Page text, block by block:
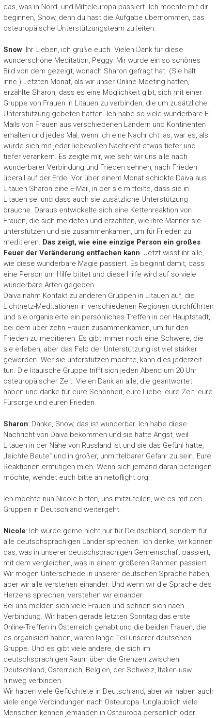
das, was in Nord- und Mitteleuropa passiert. Ich möchte mit dir
beginnen, Snow, denn du hast die Aufgabe übernommen, das
osteuropäische Unterstützungsteam zu leiten.
Snow: Ihr Lieben, ich grüße euch. Vielen Dank für diese
wunderschöne Meditation, Peggy. Mir wurde ein so schönes
Bild von dem gezeigt, wonach Sharon gefragt hat. (Sie hält
inne.) Letzten Monat, als wir unser Online-Meeting hatten,
erzählte Sharon, dass es eine Möglichkeit gibt, sich mit einer
Gruppe von Frauen in Litauen zu verbinden, die um zusätzliche
Unterstützung gebeten hatten. Ich habe so viele wunderbare E-
Mails von Frauen aus verschiedenen Ländern und Kontinenten
erhalten und jedes Mal, wenn ich eine Nachricht las, war es, als
würde sich mit jeder liebevollen Nachricht etwas tiefer und
tiefer verankern. Es zeigte mir, wie sehr wir uns alle nach
wunderbarer Verbindung und Frieden sehnen, nach Frieden
überall auf der Erde. Vor über einem Monat schickte Daiva aus
Litauen Sharon eine E-Mail, in der sie mitteilte, dass sie in
Litauen sei und dass auch sie zusätzliche Unterstützung
brauche. Daraus entwickelte sich eine Kettenreaktion von
Frauen, die sich meldeten und erzählten, wie ihre Männer sie
unterstützen und sie zusammenkamen, um für Frieden zu
meditieren. Das zeigt, wie eine einzige Person ein großes
Feuer der Veränderung entfachen kann. Jetzt wisst ihr alle,
wie diese wunderbare Magie passiert. Es beginnt damit, dass
eine Person um Hilfe bittet und diese Hilfe wird auf so viele
wunderbare Arten gegeben.
Daiva nahm Kontakt zu anderen Gruppen in Litauen auf, die
Lichtnetz-Meditationen in verschiedenen Regionen durchführten
und sie organisierte ein persönliches Treffen in der Hauptstadt,
bei dem über zehn Frauen zusammenkamen, um für den
Frieden zu meditieren. Es gibt immer noch eine Schwere, die
sie erleben, aber das Feld der Unterstützung ist viel stärker
geworden. Wer sie unterstützen möchte, kann dies jederzeit
tun. Die litauische Gruppe trifft sich jeden Abend um 20 Uhr
osteuropäischer Zeit. Vielen Dank an alle, die geantwortet
haben und danke für eure Schönheit, eure Liebe, eure Zeit, eure
Fürsorge und euren Frieden.
Sharon: Danke, Snow, das ist wunderbar. Ich habe diese
Nachricht von Daiva bekommen und sie hatte Angst, weil
Litauen in der Nähe von Russland ist und sie das Gefühl hatte,
„leichte Beute“ und in großer, unmittelbarer Gefahr zu sein. Eure
Reaktionen ermutigen mich. Wenn sich jemand daran beteiligen
möchte, wendet euch bitte an netoflight.org.
Ich möchte nun Nicole bitten, uns mitzuteilen, wie es mit den
Gruppen in Deutschland weitergeht.
Nicole: Ich würde gerne nicht nur für Deutschland, sondern für
alle deutschsprachigen Länder sprechen. Ich denke, wir können
das, was in unserer deutschsprachigen Gemeinschaft passiert,
mit dem vergleichen, was in einem größeren Rahmen passiert.
Wir mögen Unterschiede in unserer deutschen Sprache haben,
aber wir alle verstehen einander. Und wenn wir die Sprache des
Herzens sprechen, verstehen wir einander.
Bei uns melden sich viele Frauen und sehnen sich nach
Verbindung. Wir haben gerade letzten Sonntag das erste
Online-Treffen in Österreich gehabt und die beiden Frauen, die
es organisiert haben, waren lange Teil unserer deutschen
Gruppe. Und es gibt viele andere, die sich im
deutschsprachigen Raum über die Grenzen zwischen
Deutschland, Österreich, Belgien, der Schweiz, Italien usw.
hinweg verbinden.
Wir haben viele Geflüchtete in Deutschland, aber wir haben auch
viele enge Verbindungen nach Osteuropa. Unglaublich viele
Menschen kennen jemanden in Osteuropa persönlich oder